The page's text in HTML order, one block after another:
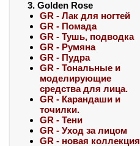
3. Golden Rose
GR - Лак для ногтей
GR - Помада
GR - Тушь, подводка
GR - Румяна
GR - Пудра
GR - Тональные и
моделирующие
средства для лица.
GR - Карандаши и
точилки.
GR - Тени
GR - Уход за лицом
GR - новая коллекция